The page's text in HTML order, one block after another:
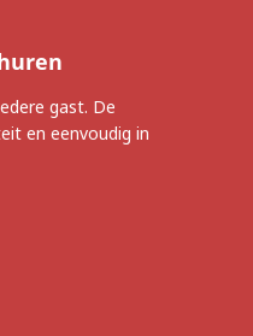
gast. De
en eenvoudig in